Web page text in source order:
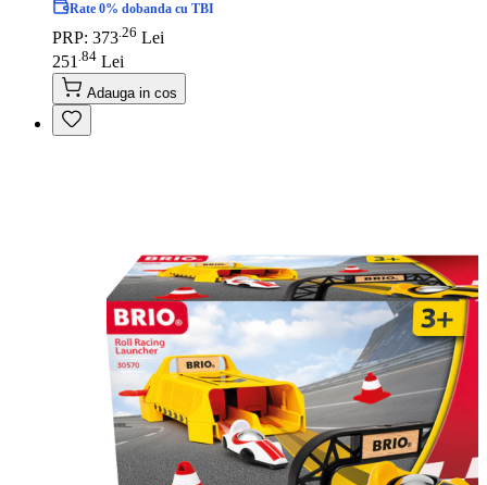
Rate 0% dobanda cu TBI
PRP: 373 26 Lei
251 84 Lei
Adauga in cos